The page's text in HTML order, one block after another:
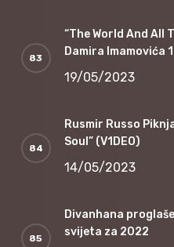
“The World And All
Damira Imamovića 1
19/05/2023
Rusmir Russo
Soul” (V1DEO)
14/05/2023
Divanhana
svijeta za 2022